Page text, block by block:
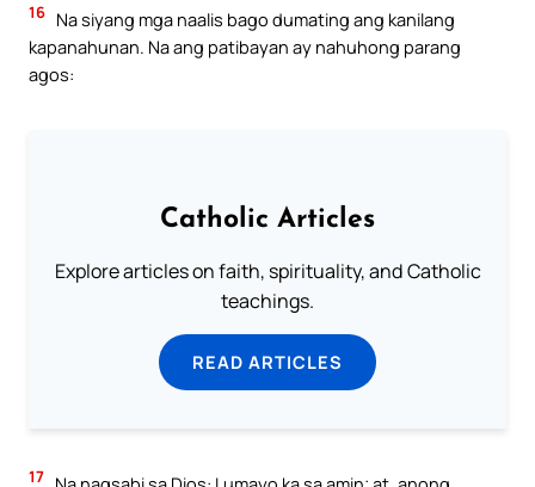
16 Na siyang mga naalis bago dumating ang kanilang
kapanahunan. Na ang patibayan ay nahuhong parang
agos:
Catholic Articles
Explore articles on faith, spirituality, and Catholic
teachings.
READ ARTICLES
17